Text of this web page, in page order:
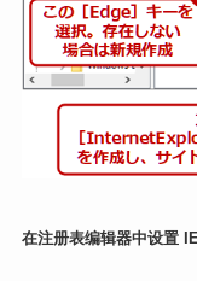
在注册表编辑器中设置